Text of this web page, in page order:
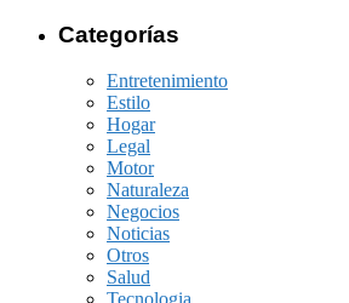
Categorías
Entretenimiento
Estilo
Hogar
Legal
Motor
Naturaleza
Negocios
Noticias
Otros
Salud